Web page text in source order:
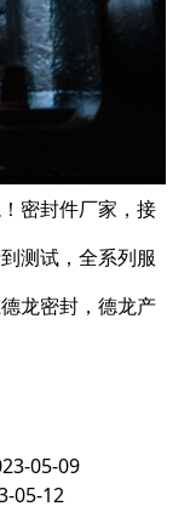
密封件厂家，接
测试，全系列服
龙密封，德龙产
05-09
05-12